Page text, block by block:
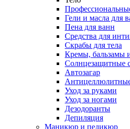
Гели и масла для
Пена для ванн
Средства для
Скрабы для тела
Кремы, бальзамы
Солнцезащитные
Автозагар
Антицеллюлитные
Уход за руками
Уход за ногами
Дезодоранты
Депиляция
Маникюр и педикюр